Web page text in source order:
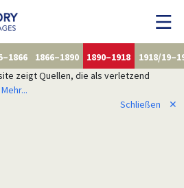
1866–1890 1890–1918
1918/
zeigt Quellen, die als verletzend
Mehr...
Schließen
✕